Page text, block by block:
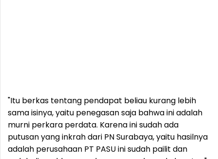
"Itu berkas tentang pendapat beliau kurang lebih
sama isinya, yaitu penegasan saja bahwa ini adalah
murni perkara perdata. Karena ini sudah ada
putusan yang inkrah dari PN Surabaya, yaitu hasilnya
adalah perusahaan PT PASU ini sudah pailit dan